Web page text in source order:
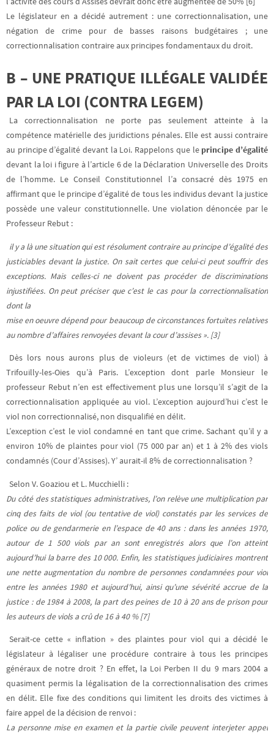
Le législateur en a décidé autrement : une correctionnalisation, une
négation de crime pour de basses raisons budgétaires ; une
correctionnalisation contraire aux principes fondamentaux du droit.
B – UNE PRATIQUE ILLÉGALE VALIDÉE
PAR LA LOI (CONTRA LEGEM)
La correctionnalisation ne porte pas seulement atteinte à la
compétence matérielle des juridictions pénales. Elle est aussi contraire
au principe d’égalité devant la Loi. Rappelons que le principe d’égalité
devant la loi i figure à l’article 6 de la Déclaration Universelle des Droits
de l’homme. Le Conseil Constitutionnel l’a consacré dès 1975 en
affirmant que le principe d’égalité de tous les individus devant la justice
possède une valeur constitutionnelle. Une violation dénoncée par le
Professeur Rebut :
il y a là une situation qui est résolument contraire au principe d’égalité des
justiciables devant la justice. On sait certes que celui-ci peut souffrir des
exceptions. Mais celles-ci ne doivent pas procéder de discriminations
injustifiées. On peut préciser que c’est le cas pour la correctionnalisation
dont la
mise en oeuvre dépend pour beaucoup de circonstances fortuites relatives
au nombre d’affaires renvoyées devant la cour d’assises ». [3]
Dès lors nous aurons plus de violeurs (et de victimes de viol) à
Trifouilly-les-Oies qu’à Paris. L’exception dont parle Monsieur le
professeur Rebut n’en est effectivement plus une lorsqu’il s’agit de la
correctionnalisation appliquée au viol. L’exception aujourd’hui c’est le
viol non correctionnalisé, non disqualifié en délit.
L’exception c’est le viol condamné en tant que crime. Sachant qu’il y a
environ 10% de plaintes pour viol (75 000 par an) et 1 à 2% des viols
condamnés (Cour d’Assises). Y’ aurait-il 8% de correctionnalisation ?
Selon V. Goaziou et L. Mucchielli :
Du côté des statistiques administratives, l’on relève une multiplication par
cinq des faits de viol (ou tentative de viol) constatés par les services de
police ou de gendarmerie en l’espace de 40 ans : dans les années 1970,
autour de 1 500 viols par an sont enregistrés alors que l’on atteint
aujourd’hui la barre des 10 000. Enfin, les statistiques judiciaires montrent
une nette augmentation du nombre de personnes condamnées pour viol
entre les années 1980 et aujourd’hui, ainsi qu’une sévérité accrue de la
justice : de 1984 à 2008, la part des peines de 10 à 20 ans de prison pour
les auteurs de viols a crû de 16 à 40 % [7]
Serait-ce cette « inflation » des plaintes pour viol qui a décidé le
législateur à légaliser une procédure contraire à tous les principes
généraux de notre droit ? En effet, la Loi Perben II du 9 mars 2004 a
quasiment permis la légalisation de la correctionnalisation des crimes
en délit. Elle fixe des conditions qui limitent les droits des victimes à
faire appel de la décision de renvoi :
La personne mise en examen et la partie civile peuvent interjeter appel